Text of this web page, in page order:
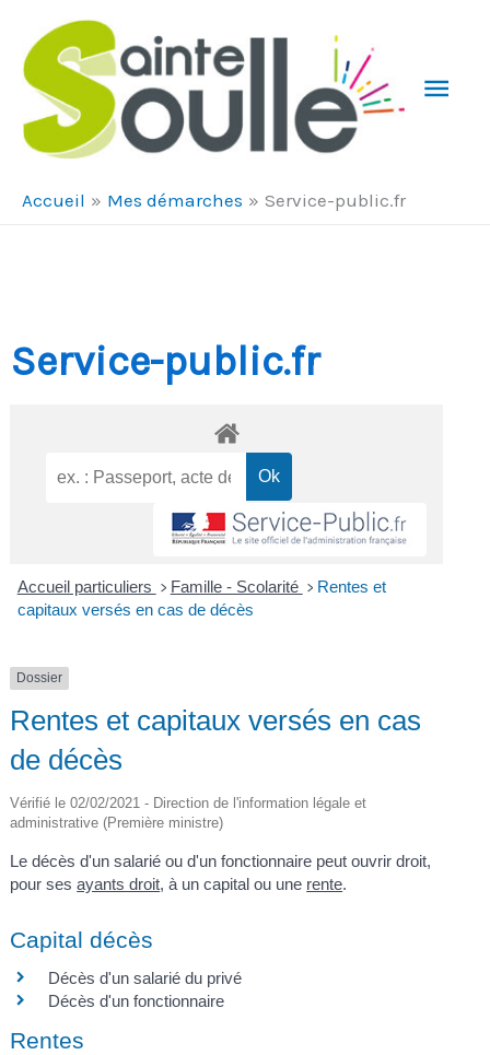
Accueil Mes démarches Service-public.fr
Service-public.fr
Accueil particuliers > Famille - Scolarité > Rentes et
capitaux versés en cas de décès
Dossier
Rentes et capitaux versés en cas
de décès
Vérifié le 02/02/2021 - Direction de l'information légale et
administrative (Première ministre)
Le décès d'un salarié ou d'un fonctionnaire peut ouvrir droit,
pour sesayants droit, à un capital ou une rente.
Capital décès
Décès d'un salarié du privé
Décès d'un fonctionnaire
Rentes